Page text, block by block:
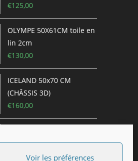
Voir les préférences
€125,00
OLYMPE 50X61CM toile en
lin 2cm
€130,00
ICELAND 50x70 CM
(CHÂSSIS 3D)
€160,00
3D
120,00 €60,00